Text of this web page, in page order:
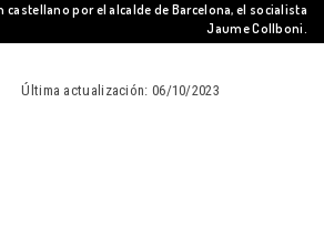
castellano por el alcalde de Barcelona, el socialista
Jaume Collboni.
Última actualización: 06/10/2023